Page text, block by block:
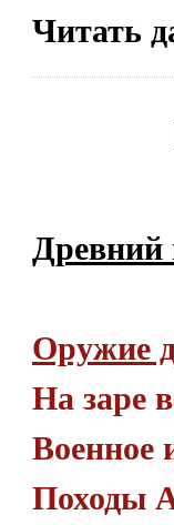
Читать
Оружие
На заре
Военное
Походы